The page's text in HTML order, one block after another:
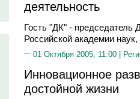
деятельность
Гость "ДК" - председатель
Российской академии
01 Октября 2005, 11:00 |
Инновационное
достойной жизни